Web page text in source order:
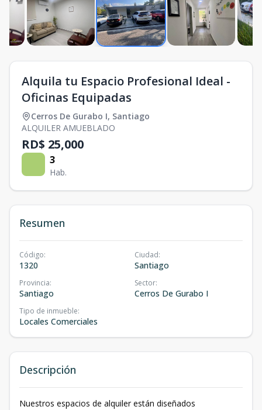
Alquila tu Espacio Profesional Ideal -
Oficinas Equipadas
Cerros De Gurabo I, Santiago
ALQUILER AMUEBLADO
RD$ 25,000
3
Hab.
Resumen
Código:
1320
Ciudad:
Santiago
Provincia:
Santiago
Sector:
Cerros De Gurabo I
Tipo de inmueble:
Locales Comerciales
Descripción
Nuestros espacios de alquiler están diseñados